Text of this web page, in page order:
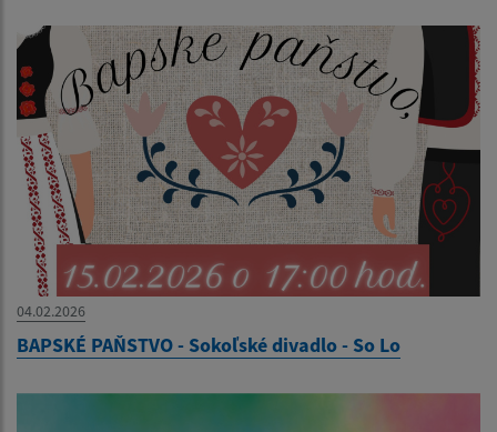
04.02.2026
BAPSKÉ PAŇSTVO - Sokoľské divadlo - So Lo